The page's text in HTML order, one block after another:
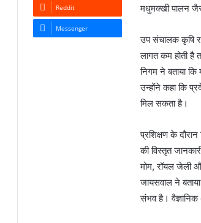
मधुमक्खी पालन
उप संचालक कृषि
लागत कम होती है
निगम ने बताया
उन्होंने कहा कि
मिल सकता है।
प्रशिक्षण के
की विस्तृत
मोम, रॉयल जेली
जायसवाल ने
संभव है।
Reddit
Messenger